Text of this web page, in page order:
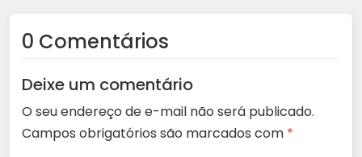
0 Comentários
Deixe um comentário
O seu endereço de e-mail não será publicado.
Campos obrigatórios são marcados com *